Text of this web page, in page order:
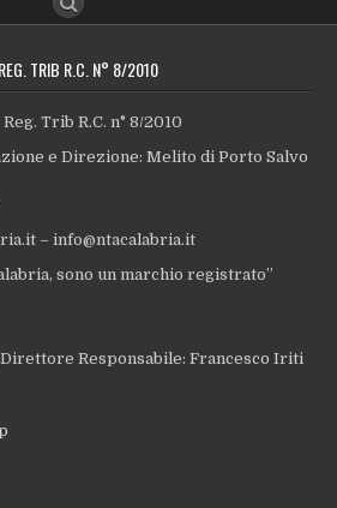
TRIB R.C. N° 8/2010
Trib R.C. n° 8/2010
e Direzione: Melito di Porto Salvo
– info@ntacalabria.it
sono un marchio registrato”
Responsabile: Francesco Iriti